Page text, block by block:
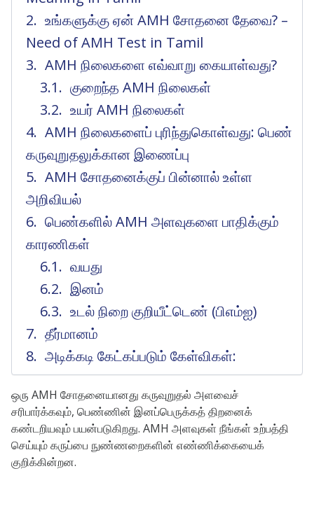
உங்களுக்கு ஏன் AMH சோதனை தேவை? –
Need of AMH Test in Tamil
AMH நிலைகளை எவ்வாறு கையாள்வது?
குறைந்த AMH நிலைகள்
உயர் AMH நிலைகள்
AMH நிலைகளைப் புரிந்துகொள்வது: பெண்
கருவுறுதலுக்கான இணைப்பு
AMH சோதனைக்குப் பின்னால் உள்ள
அறிவியல்
பெண்களில் AMH அளவுகளை பாதிக்கும்
காரணிகள்
வயது
இனம்
உடல் நிறை குறியீட்டெண் (பிஎம்ஐ)
தீர்மானம்
அடிக்கடி கேட்கப்படும் கேள்விகள்:
ஒரு AMH சோதனையானது கருவுறுதல் அளவைச்
சரிபார்க்கவும், பெண்ணின் இனப்பெருக்கத் திறனைக்
கண்டறியவும் பயன்படுகிறது. AMH அளவுகள் நீங்கள் உற்பத்தி
செய்யும் கருப்பை நுண்ணறைகளின் எண்ணிக்கையைக்
குறிக்கின்றன.